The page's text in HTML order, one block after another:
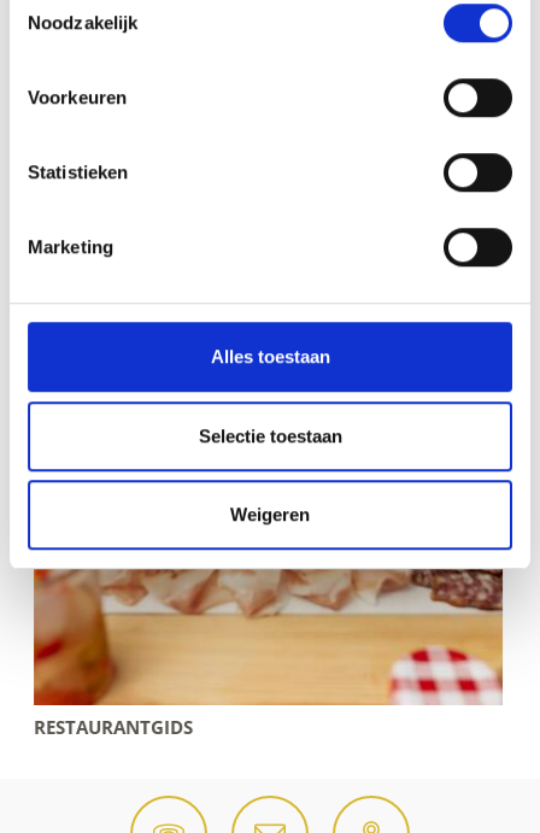
Noodzakelijk
Voorkeuren
Statistieken
Marketing
Alles toestaan
Selectie toestaan
Weigeren
Meer interessante links